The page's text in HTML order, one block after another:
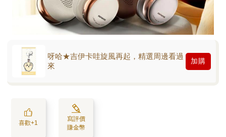
呀哈★吉伊卡哇旋風再起，精選周邊看過
來
加購
喜歡+1
寫評價
賺金幣